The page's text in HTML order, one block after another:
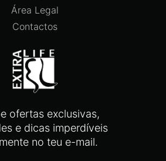
ofertas exclusivas,
e dicas imperdíveis
no teu e-mail.
Área Legal
Contactos